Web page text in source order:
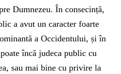
Dumnezeu. În consecință,
a avut un caracter foarte
a Occidentului, și în
încă judeca public cu
sau mai bine cu privire la